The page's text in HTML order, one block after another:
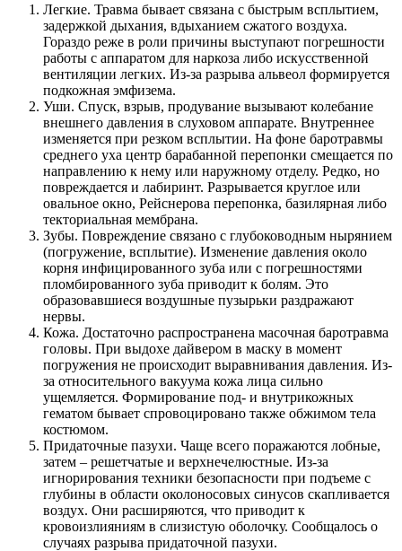
Легкие. Травма бывает связана с быстрым всплытием,
задержкой дыхания, вдыханием сжатого воздуха.
Гораздо реже в роли причины выступают погрешности
работы с аппаратом для наркоза либо искусственной
вентиляции легких. Из-за разрыва альвеол формируется
подкожная эмфизема.
Уши. Спуск, взрыв, продувание вызывают колебание
внешнего давления в слуховом аппарате. Внутреннее
изменяется при резком всплытии. На фоне баротравмы
среднего уха центр барабанной перепонки смещается по
направлению к нему или наружному отделу. Редко, но
повреждается и лабиринт. Разрывается круглое или
овальное окно, Рейснерова перепонка, базилярная либо
текториальная мембрана.
Зубы. Повреждение связано с глубоководным нырянием
(погружение, всплытие). Изменение давления около
корня инфицированного зуба или с погрешностями
пломбированного зуба приводит к болям. Это
образовавшиеся воздушные пузырьки раздражают
нервы.
Кожа. Достаточно распространена масочная баротравма
головы. При выдохе дайвером в маску в момент
погружения не происходит выравнивания давления. Из-
за относительного вакуума кожа лица сильно
ущемляется. Формирование под- и внутрикожных
гематом бывает спровоцировано также обжимом тела
костюмом.
Придаточные пазухи. Чаще всего поражаются лобные,
затем – решетчатые и верхнечелюстные. Из-за
игнорирования техники безопасности при подъеме с
глубины в области околоносовых синусов скапливается
воздух. Они расширяются, что приводит к
кровоизлияниям в слизистую оболочку. Сообщалось о
случаях разрыва придаточной пазухи.